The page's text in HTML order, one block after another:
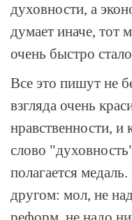
духовности, а
думает иначе, тот
очень быстро
Все это пишут не
взгляда очень
нравственности,
слово
полагается
другом: мол, не